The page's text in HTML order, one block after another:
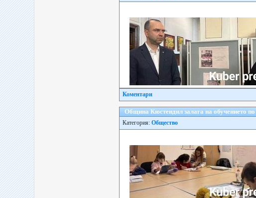
Коментари
Община Кюстендил залага на обучението по
Категория: Общество